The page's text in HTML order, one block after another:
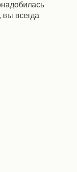
вы всегда